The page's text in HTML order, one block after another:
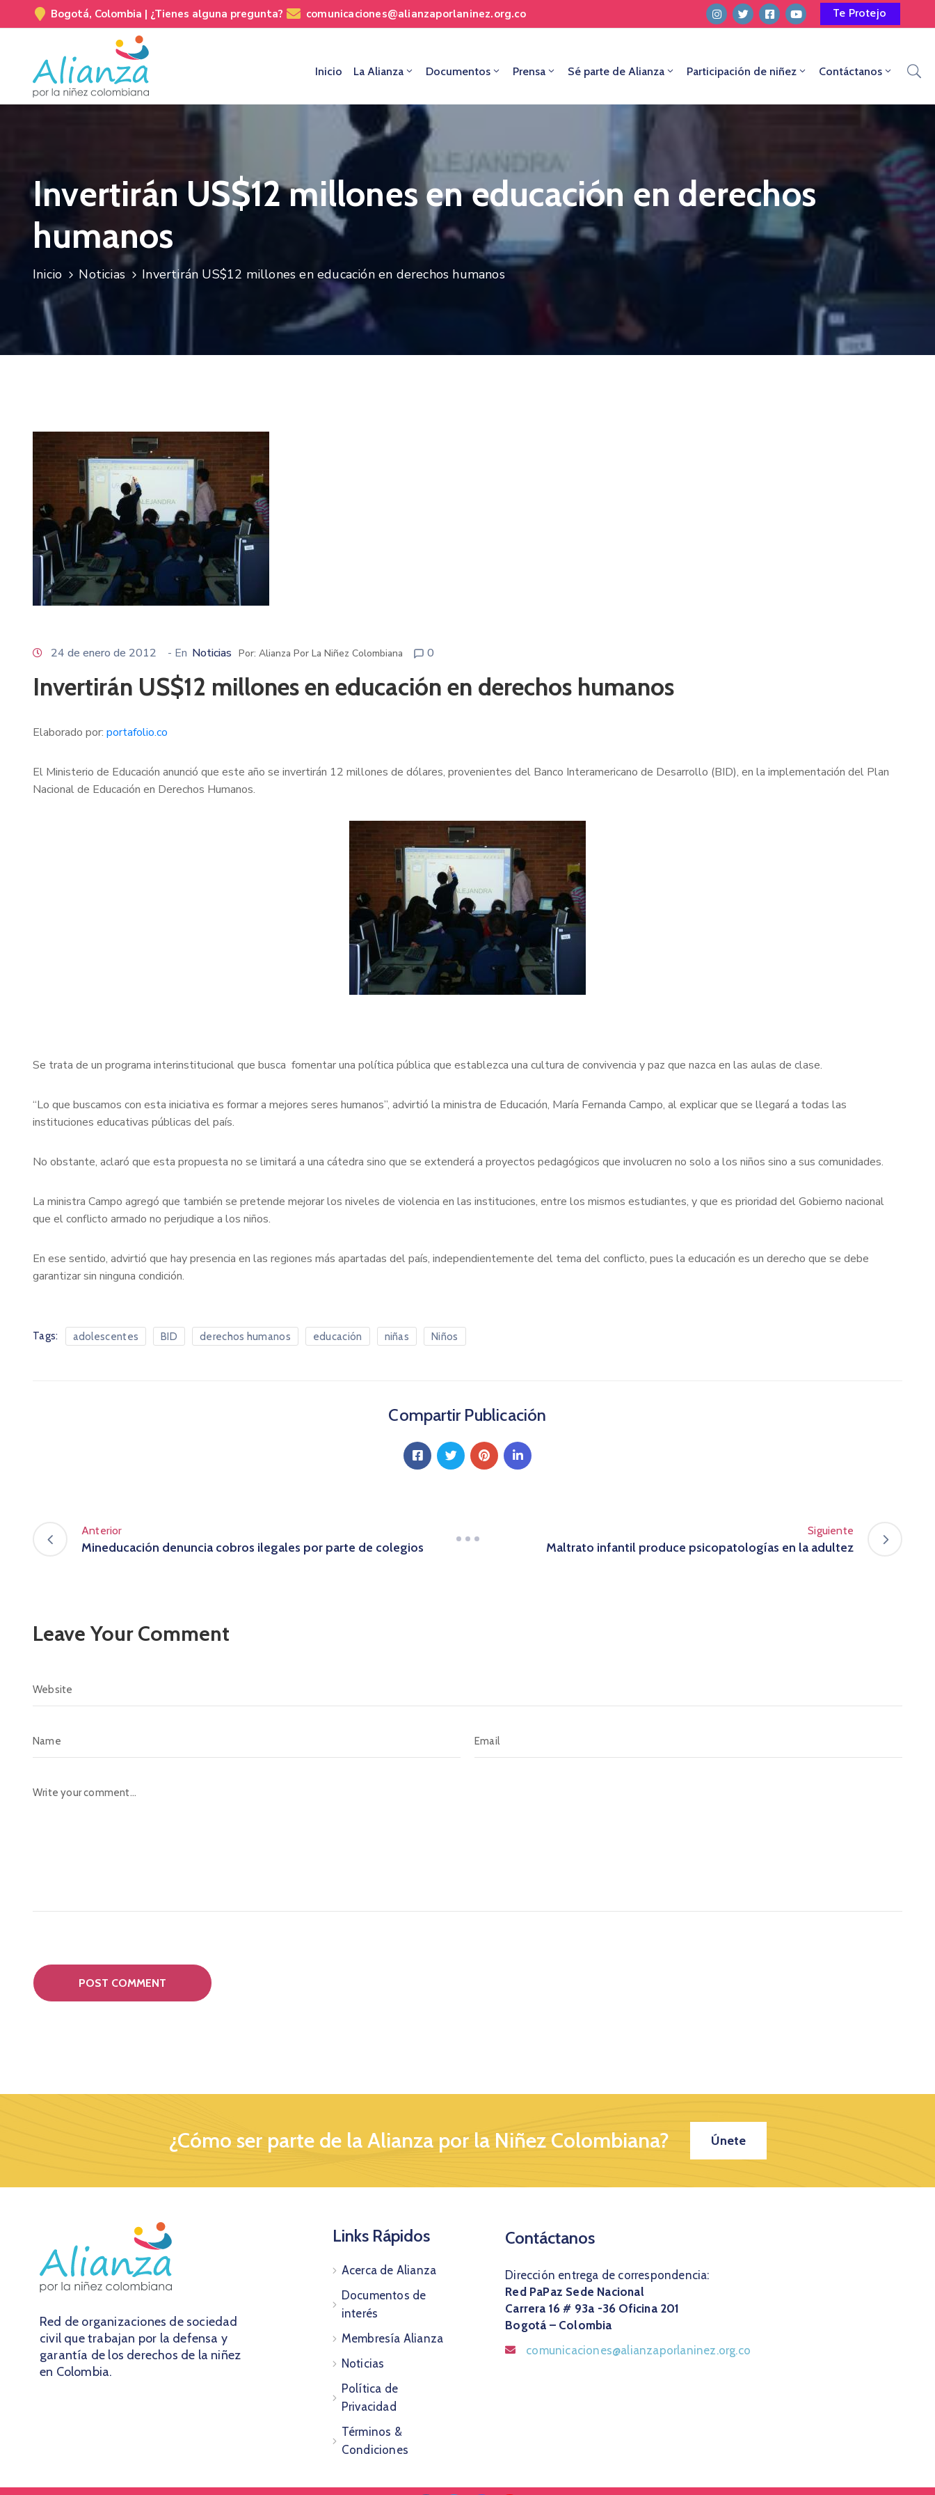
Bogotá, Colombia | ¿Tienes alguna pregunta? comunicaciones@alianzaporlaninez.org.co Te Protejo
Inicio La Alianza Documentos Prensa Sé parte de Alianza Participación de niñez Contáctanos
Invertirán US$12 millones en educación en derechos
humanos
Inicio Noticias Invertirán US$12 millones en educación en derechos humanos
24 de enero de 2012 - En Noticias Por: Alianza Por La Niñez Colombiana 0
Invertirán US$12 millones en educación en derechos humanos
Elaborado por: portafolio.co
El Ministerio de Educación anunció que este año se invertirán 12 millones de dólares, provenientes del Banco Interamericano de Desarrollo (BID), en la implementación del Plan
Nacional de Educación en Derechos Humanos.
Se trata de un programa interinstitucional que busca fomentar una política pública que establezca una cultura de convivencia y paz que nazca en las aulas de clase.
“Lo que buscamos con esta iniciativa es formar a mejores seres humanos”, advirtió la ministra de Educación, María Fernanda Campo, al explicar que se llegará a todas las
instituciones educativas públicas del país.
No obstante, aclaró que esta propuesta no se limitará a una cátedra sino que se extenderá a proyectos pedagógicos que involucren no solo a los niños sino a sus comunidades.
La ministra Campo agregó que también se pretende mejorar los niveles de violencia en las instituciones, entre los mismos estudiantes, y que es prioridad del Gobierno nacional
que el conflicto armado no perjudique a los niños.
En ese sentido, advirtió que hay presencia en las regiones más apartadas del país, independientemente del tema del conflicto, pues la educación es un derecho que se debe
garantizar sin ninguna condición.
Tags: adolescentes BID derechos humanos educación niñas Niños
Compartir Publicación
Anterior
Mineducación denuncia cobros ilegales por parte de colegios
Siguiente
Maltrato infantil produce psicopatologías en la adultez
Leave Your Comment
¿Cómo ser parte de la Alianza por la Niñez Colombiana? Únete
Red de organizaciones de sociedad
civil que trabajan por la defensa y
garantía de los derechos de la niñez
en Colombia.
Links Rápidos
Acerca de Alianza
Documentos de
interés
Membresía Alianza
Noticias
Política de
Privacidad
Términos &
Condiciones
Contáctanos
Dirección entrega de correspondencia:
Red PaPaz Sede Nacional
Carrera 16 # 93a -36 Oficina 201
Bogotá – Colombia
comunicaciones@alianzaporlaninez.org.co